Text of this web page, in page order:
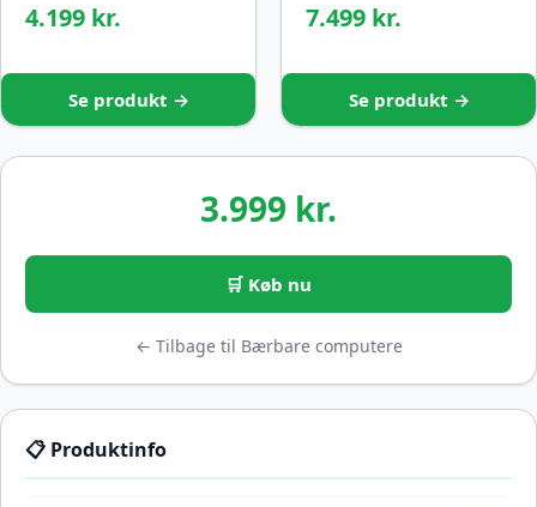
4.199 kr.
Se produkt →
7.499 kr.
Se produkt →
3.999 kr.
🛒 Køb nu
← Tilbage til Bærbare computere
📋 Produktinfo